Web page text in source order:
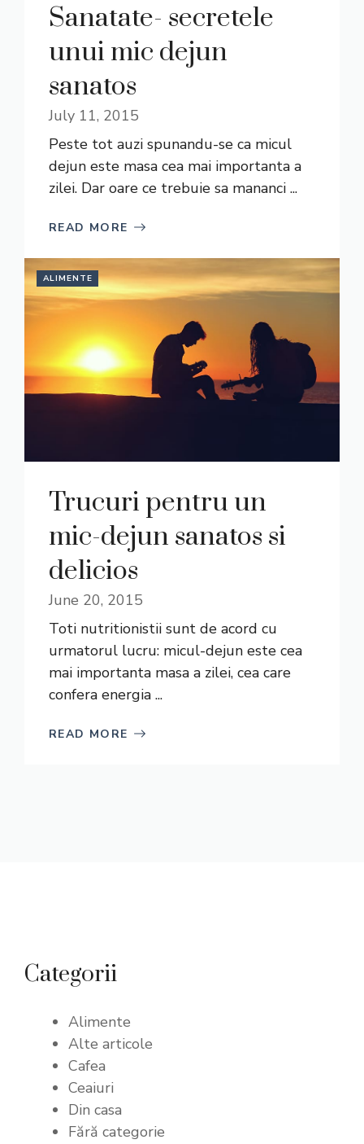
Sanatate- secretele
unui mic dejun
sanatos
July 11, 2015
Peste tot auzi spunandu-se ca micul
dejun este masa cea mai importanta a
zilei. Dar oare ce trebuie sa mananci ...
READ MORE
ALIMENTE
Trucuri pentru un
mic-dejun sanatos si
delicios
June 20, 2015
Toti nutritionistii sunt de acord cu
urmatorul lucru: micul-dejun este cea
mai importanta masa a zilei, cea care
confera energia ...
READ MORE
Categorii
Alimente
Alte articole
Cafea
Ceaiuri
Din casa
Fără categorie